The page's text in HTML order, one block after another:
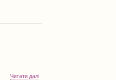
Читати далі